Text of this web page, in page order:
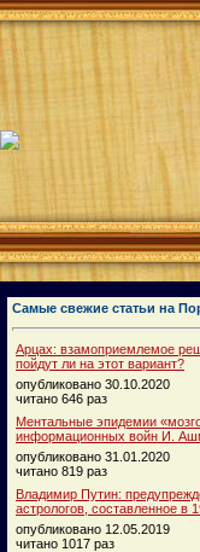
Самые свежие статьи на
Арцах: взамоприемлемое
пойдут ли на этот вариант?
опубликовано 30.10.2020
читано 646 раз
Ментальные эпидемии
информационных войн И.
опубликовано 31.01.2020
читано 819 раз
Владимир Путин:
астрологов, составленное в
опубликовано 12.05.2019
читано 1017 раз